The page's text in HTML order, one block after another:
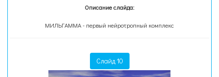
Описание слайда:
МИЛЬГАММА - первый нейротропный комплекс
Слайд 10